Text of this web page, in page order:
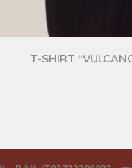
T-SHIRT